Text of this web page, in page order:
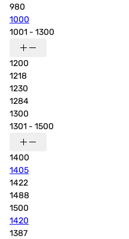
980
1000
1001 - 1300
1200
1218
1230
1284
1300
1301 - 1500
1400
1405
1422
1488
1500
1420
1387